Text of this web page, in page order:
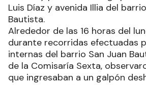
Luis Díaz y avenida Illia del
Bautista.
Alrededor de las 16 horas del
durante recorridas efectuadas
internas del barrio San Juan
de la Comisaría Sexta,
que ingresaban a un galpón